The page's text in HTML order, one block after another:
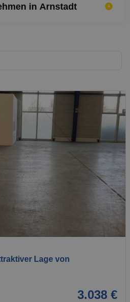
in Arnstadt
1 / 7
Lage von
3.038 €